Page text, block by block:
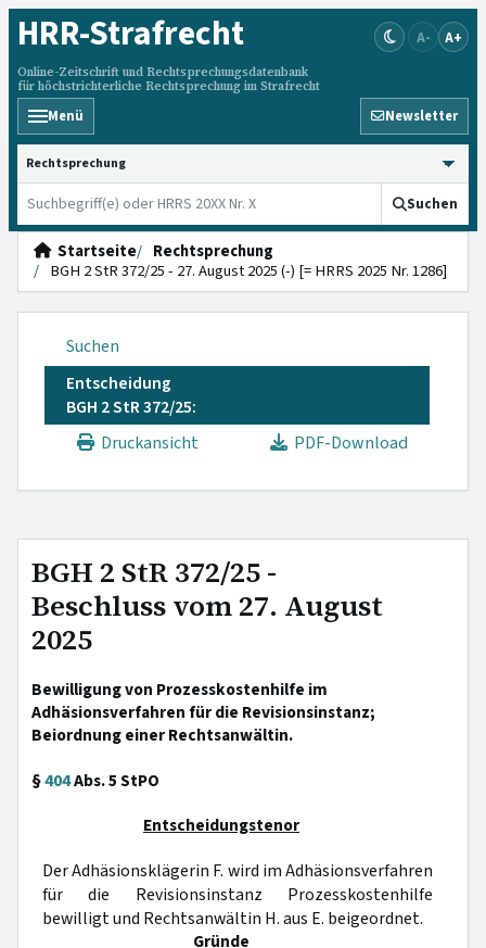
HRR-Strafrecht
Online-Zeitschrift und Rechtsprechungsdatenbank
für höchstrichterliche Rechtsprechung im Strafrecht
A- A+
Menü Newsletter
HRRS durchsuchen
Suchen
Startseite
Rechtsprechung
BGH 2 StR 372/25 - 27. August 2025 (-) [= HRRS 2025 Nr. 1286]
Suchen
Entscheidung
BGH 2 StR 372/25:
Druckansicht
PDF-Download
BGH 2 StR 372/25 -
Beschluss vom 27. August
2025
Bewilligung von Prozesskostenhilfe im
Adhäsionsverfahren für die Revisionsinstanz;
Beiordnung einer Rechtsanwältin.
§404Abs. 5 StPO
Entscheidungstenor
Der Adhäsionsklägerin F. wird im Adhäsionsverfahren
für die Revisionsinstanz Prozesskostenhilfe
bewilligt und Rechtsanwältin H. aus E. beigeordnet.
Gründe